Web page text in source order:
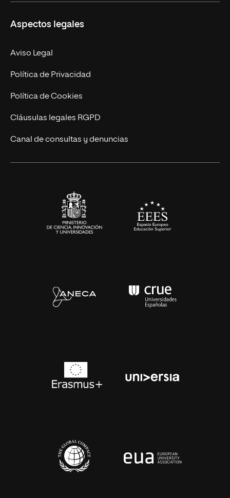
Ciencias de la Seguridad
Empresa
MBA
Marketing y Comunicación
Ingeniería
Diseño
Ciencias de la Salud
Nuestro Equipo
Contacto
Aspectos legales
Aviso Legal
Política de Privacidad
Política de Cookies
Cláusulas legales RGPD
Canal de consultas y denuncias